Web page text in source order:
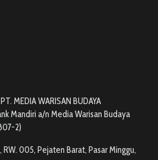
MEDIA WARISAN BUDAYA
Mandiri a/n Media Warisan Budaya
2)
RW. 005, Pejaten Barat, Pasar Minggu,